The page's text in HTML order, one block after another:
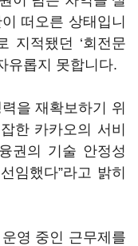
떠오른 상태입니
지적됐던 ‘회전문
유롭지 못합니다.
을 재확보하기 위
한 카카오의 서비
권의 기술 안정성
임했다”라고 밝히
영 중인 근무제를